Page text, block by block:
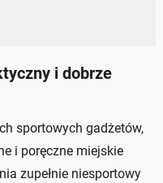
i dobrze
sportowych gadżetów,
i poręczne miejskie
zupełnie niesportowy